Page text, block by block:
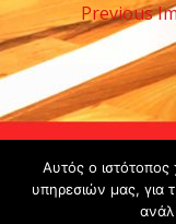
Previous
Αυτός ο ιστότοπος
υπηρεσιών μας, για